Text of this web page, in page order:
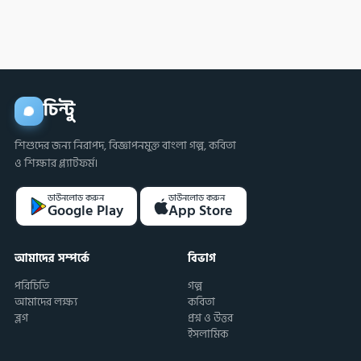
চিন্টু
শিশুদের জন্য নিরাপদ, বিজ্ঞাপনমুক্ত বাংলা গল্প, কবিতা
ও শিক্ষার প্ল্যাটফর্ম।
ডাউনলোড করুন
Google Play
ডাউনলোড করুন
App Store
আমাদের সম্পর্কে
পরিচিতি
আমাদের লক্ষ্য
ব্লগ
বিভাগ
গল্প
কবিতা
প্রশ্ন ও উত্তর
ইসলামিক